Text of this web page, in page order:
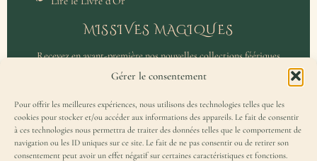
Gérer le consentement
Pour offrir les meilleures expériences, nous utilisons des technologies telles que les
cookies pour stocker et/ou accéder aux informations des appareils. Le fait de consentir
à ces technologies nous permettra de traiter des données telles que le comportement de
navigation ou les ID uniques sur ce site. Le fait de ne pas consentir ou de retirer son
consentement peut avoir un effet négatif sur certaines caractéristiques et fonctions.
MISSIVES MAGIQUES
Recevez en avant-première nos nouvelles collections féériques
et un accès privilégié aux coulisses de l'atelier.